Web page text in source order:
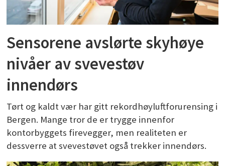
Sensorene avslørte skyhøye
nivåer av svevestøv
innendørs
Tørt og kaldt vær har gitt rekordhøyluftforurensing i
Bergen. Mange tror de er trygge innenfor
kontorbyggets firevegger, men realiteten er
dessverre at svevestøvet også trekker innendørs.